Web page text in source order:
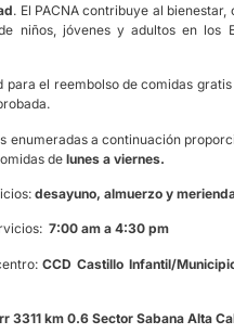
. El PACNA contribuye al
niños, jóvenes y adultos en los
para el reembolso de comidas
enumeradas a continuación
de lunes a viernes.
desayuno, almuerzo y
7:00 am a 4:30 pm
CCD Castillo Infantil/
3311 km 0.6 Sector Sabana Alta